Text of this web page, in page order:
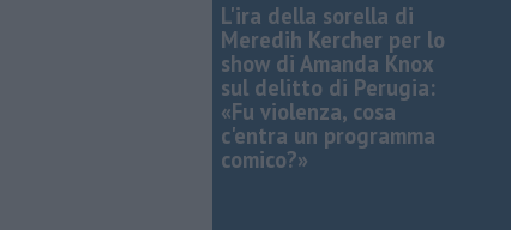
L'ira della sorella di
Meredih Kercher per lo
show di Amanda Knox
sul delitto di Perugia:
«Fu violenza, cosa
c'entra un programma
comico?»